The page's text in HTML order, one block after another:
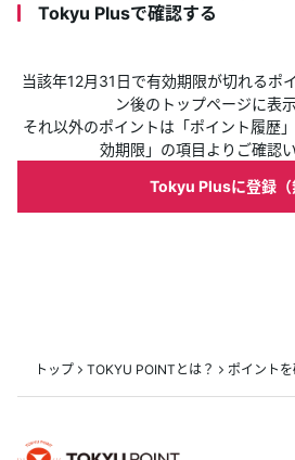
Tokyu Plusで確認する
当該年12月31日で有効期限が切れるポ
ン後のトップページに表示
それ以外のポイントは「ポイント履歴
効期限」の項目よりご確認い
Tokyu Plusに登録（
トップ TOKYU POINTとは？ ポイント